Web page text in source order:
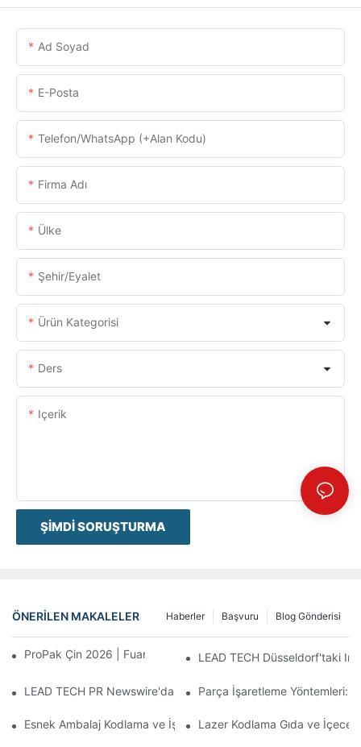
Ad Soyad
E-Posta
Telefon/WhatsApp (+alan Kodu)
Firma Adı
Ülke
Şehir/eyalet
Ürün Kategorisi
Ders
Içerik
ŞIMDI SORUŞTURMA
ÖNERILEN MAKALELER Blog Gönderisi
Başvuru
Haberler
ProPak Çin 2026 | Fuar Biter, Hizmetimiz Bitmez
LEAD TECH Düsseldorf'taki
LEAD TECH PR Newswire'da yer aldı: Interpack 2026
Parça İşaretleme Yöntemleri:
Esnek Ambalaj Kodlama ve İşaretleme İçin En İyi Teknolojileri
Lazer Kodlama Gıda ve